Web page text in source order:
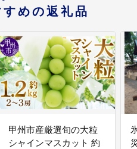
めの返礼品
甲州市産厳選旬の大粒
シャインマスカット 約